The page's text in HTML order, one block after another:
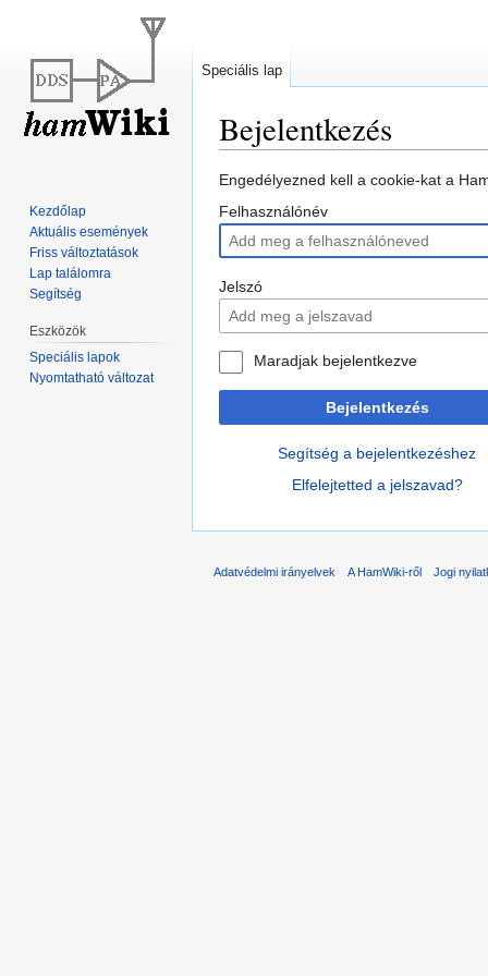
Bejelentkezés
Ugrás
a
navigációhoz
Ugrás
a
kereséshez
Engedélyezned kell a cookie-kat a
Felhasználónév
Jelszó
Maradjak bejelentkezve
Bejelentkezés
Segítség a bejelentkezéshez
Elfelejtetted a jelszavad?
Speciális lap
Kezdőlap
Aktuális események
Friss változtatások
Lap találomra
Segítség
Eszközök
Speciális lapok
Nyomtatható változat
Adatvédelmi irányelvek A HamWiki-ről Jogi